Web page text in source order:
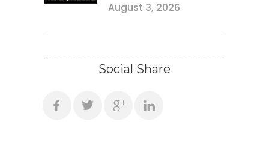
August 3, 2026
Social Share